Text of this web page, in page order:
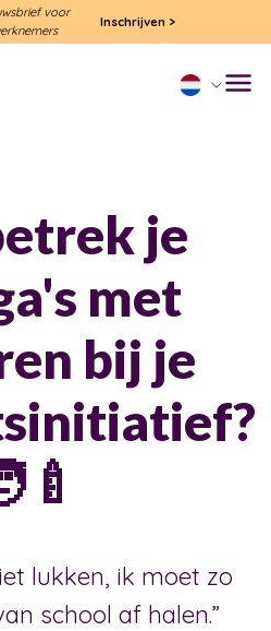
voor
Inschrijven >
je
met
bij je
lukken, ik moet zo
school af halen.”